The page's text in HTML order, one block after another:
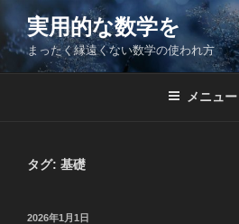
ン
テ
ン
実用的な数学を
まったく縁遠くない数学の使われ方
メニュー
タグ: 基礎
投
2026年1月1日